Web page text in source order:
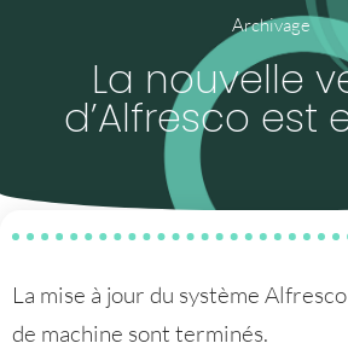
Archivage
La nouvelle
d’Alfresco est
La mise à jour du système
de machine sont terminés.